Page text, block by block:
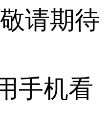
请期待
手机看